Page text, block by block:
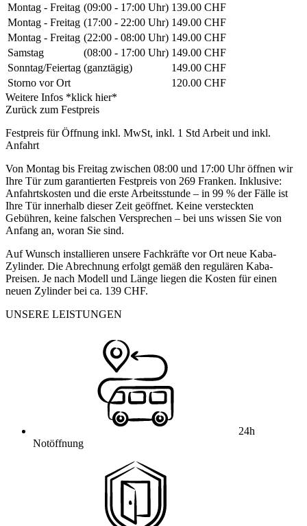
Montag - Freitag (09:00 - 17:00 Uhr) 139.00 CHF
Montag - Freitag (17:00 - 22:00 Uhr) 149.00 CHF
Montag - Freitag (22:00 - 08:00 Uhr) 149.00 CHF
Samstag
(08:00 - 17:00 Uhr) 149.00 CHF
Sonntag/Feiertag (ganztägig)
149.00 CHF
Storno vor Ort
120.00 CHF
Weitere Infos *klick hier*
Zurück zum Festpreis
Festpreis für Öffnung inkl. MwSt, inkl. 1 Std Arbeit und inkl.
Anfahrt
Von Montag bis Freitag zwischen 08:00 und 17:00 Uhr öffnen wir
Ihre Tür zum garantierten Festpreis von 269 Franken. Inklusive:
Anfahrtskosten und die erste Arbeitsstunde – in 99 % der Fälle ist
Ihre Tür innerhalb dieser Zeit geöffnet. Keine versteckten
Gebühren, keine falschen Versprechen – bei uns wissen Sie von
Anfang an, woran Sie sind.
Auf Wunsch installieren unsere Fachkräfte vor Ort neue Kaba-
Zylinder. Die Abrechnung erfolgt gemäß den regulären Kaba-
Preisen. Je nach Modell und Länge liegen die Kosten für einen
neuen Zylinder bei ca. 139 CHF.
UNSERE LEISTUNGEN
24h
Notöffnung